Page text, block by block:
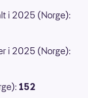
i 2025 (Norge):
i 2025 (Norge):
152